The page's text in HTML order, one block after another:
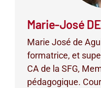
Marie-José
Marie José de
formatrice, et
CA de la SFG,
pédagogique.